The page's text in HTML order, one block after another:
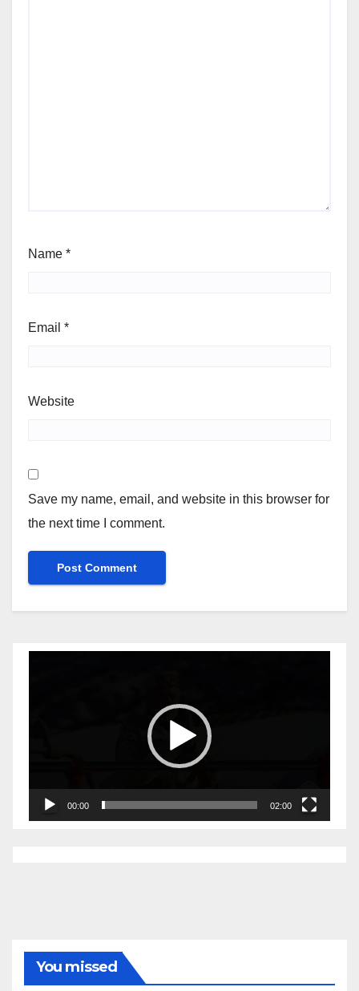
Name *
Email *
Website
Save my name, email, and website in this browser for
the next time I comment.
00:00 02:00
You missed